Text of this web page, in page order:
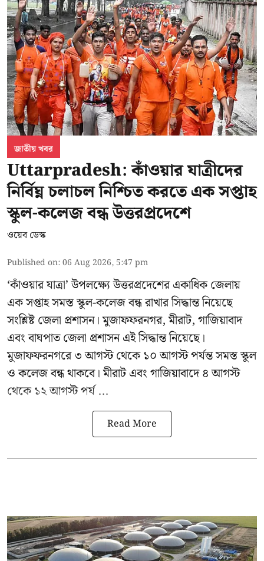
জাতীয় খবর
Uttarpradesh: কাঁওয়ার যাত্রীদের
নির্বিঘ্ন চলাচল নিশ্চিত করতে এক সপ্তাহ
স্কুল-কলেজ বন্ধ উত্তরপ্রদেশে
ওয়েব ডেস্ক
Published on:06 Aug 2026, 5:47 pm
‘কাঁওয়ার যাত্রা’উপলক্ষ্যে উত্তরপ্রদেশের একাধিক জেলায়
এক সপ্তাহ সমস্ত স্কুল-কলেজ বন্ধ রাখার সিদ্ধান্ত নিয়েছে
সংশ্লিষ্ট জেলা প্রশাসন। মুজাফফরনগর, মীরাট, গাজিয়াবাদ
এবং বাঘপাত জেলা প্রশাসন এই সিদ্ধান্ত নিয়েছে।
মুজাফফরনগরে ৩ আগস্ট থেকে ১০ আগস্ট পর্যন্ত সমস্ত স্কুল
ও কলেজ বন্ধ থাকবে। মীরাট এবং গাজিয়াবাদে ৪ আগস্ট
থেকে ১২ আগস্ট পর্য ...
Read More